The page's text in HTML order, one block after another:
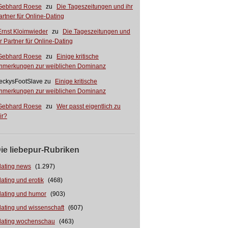
Roese zu
Die Tageszeitungen und ihr
für Online-Dating
Kloimwieder zu
Die Tageszeitungen und
Partner für Online-Dating
Roese zu
Einige kritische
zur weiblichen Dominanz
zu
Einige kritische
zur weiblichen Dominanz
Roese zu
Wer passt eigentlich zu
liebepur-Rubriken
news (1.297)
und erotik (468)
und humor (903)
und wissenschaft (607)
wochenschau
(463)